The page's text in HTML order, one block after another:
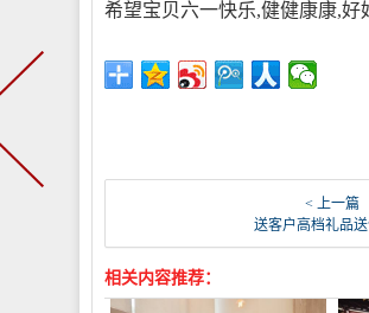
希望宝贝六一快乐,健健康康,
< 上一篇
送客户高档礼品
相关内容推荐：